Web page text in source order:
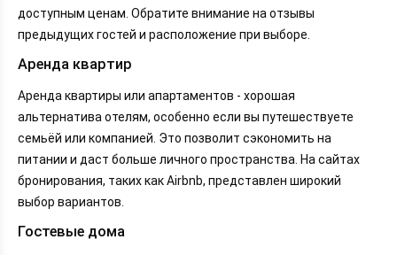
доступным ценам. Обратите внимание на отзывы
предыдущих гостей и расположение при выборе.
Аренда квартир
Аренда квартиры или апартаментов - хорошая
альтернатива отелям, особенно если вы путешествуете
семьёй или компанией. Это позволит сэкономить на
питании и даст больше личного пространства. На сайтах
бронирования, таких как Airbnb, представлен широкий
выбор вариантов.
Гостевые дома